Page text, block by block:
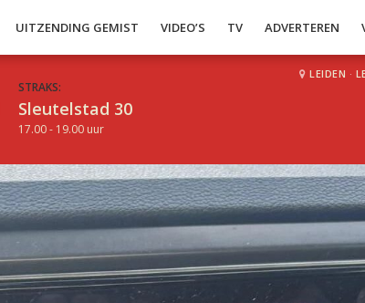
UITZENDING GEMIST VIDEO’S TV ADVERTEREN
STRAKS:
Sleutelstad 30
17.00 - 19.00 uur
LEIDEN ·